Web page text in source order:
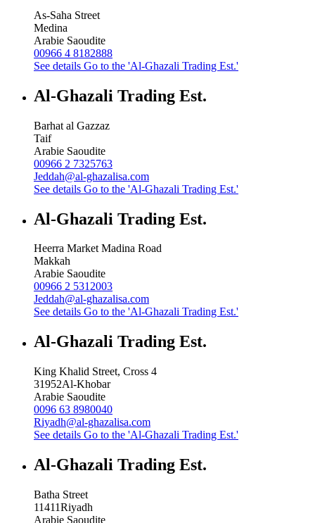
As-Saha Street
Medina
Arabie Saoudite
00966 4 8182888
See details Go to the 'Al-Ghazali Trading Est.'
Al-Ghazali Trading Est.
Barhat al Gazzaz
Taif
Arabie Saoudite
00966 2 7325763
Jeddah@al-ghazalisa.com
See details Go to the 'Al-Ghazali Trading Est.'
Al-Ghazali Trading Est.
Heerra Market Madina Road
Makkah
Arabie Saoudite
00966 2 5312003
Jeddah@al-ghazalisa.com
See details Go to the 'Al-Ghazali Trading Est.'
Al-Ghazali Trading Est.
King Khalid Street, Cross 4
31952Al-Khobar
Arabie Saoudite
0096 63 8980040
Riyadh@al-ghazalisa.com
See details Go to the 'Al-Ghazali Trading Est.'
Al-Ghazali Trading Est.
Batha Street
11411Riyadh
Arabie Saoudite